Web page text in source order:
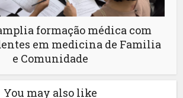
formação médica com
em medicina de Familia
e Comunidade
You may also like